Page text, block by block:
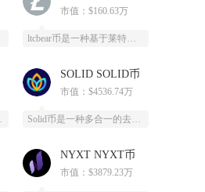
市值：$160.63万
SOLID SOLID币
市值：$4536.74万
NYXT NYXT币
市值：$3879.23万